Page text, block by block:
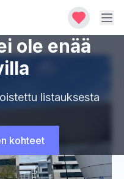
ole enää
listauksesta
kohteet